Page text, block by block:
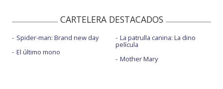
CARTELERA DESTACADOS
Spider-man: Brand new day
El último mono
La patrulla canina: La dino
película
Mother Mary